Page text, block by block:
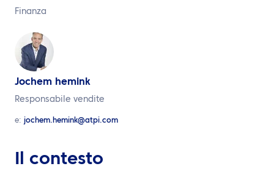
Finanza
Jochem hemink
Responsabile vendite
e: jochem.hemink@atpi.com
Il contesto